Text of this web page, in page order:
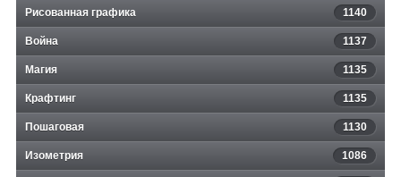
Рисованная графика 1140
Война 1137
Магия 1135
Крафтинг 1135
Пошаговая 1130
Изометрия 1086